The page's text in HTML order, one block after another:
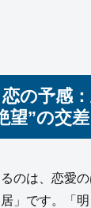
の予感
望”の交差
のは、恋愛
」です。「